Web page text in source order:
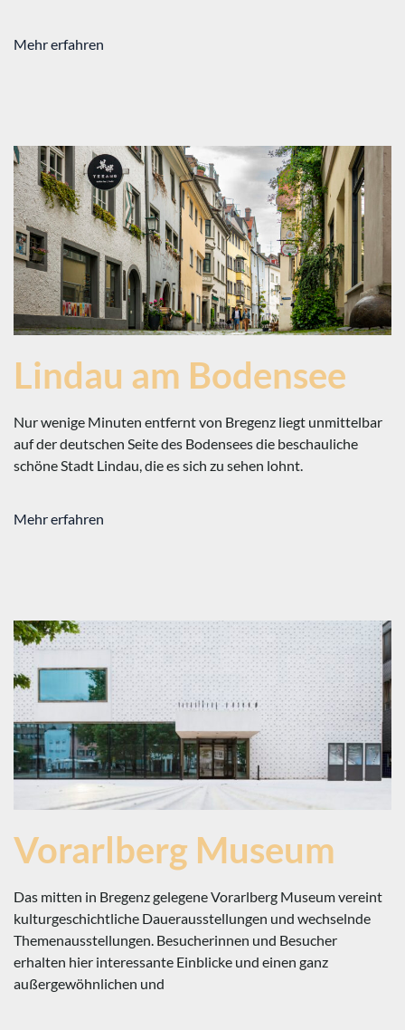
Mehr erfahren
Lindau am Bodensee
Nur wenige Minuten entfernt von Bregenz liegt unmittelbar
auf der deutschen Seite des Bodensees die beschauliche
schöne Stadt Lindau, die es sich zu sehen lohnt.
Mehr erfahren
Vorarlberg Museum
Das mitten in Bregenz gelegene Vorarlberg Museum vereint
kulturgeschichtliche Dauerausstellungen und wechselnde
Themenausstellungen. Besucherinnen und Besucher
erhalten hier interessante Einblicke und einen ganz
außergewöhnlichen und